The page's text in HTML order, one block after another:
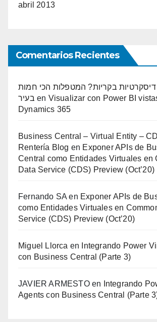
abril 2013
Comentarios Recientes
בקריות? המטפלות הכי חמות
בעיר en Visualizar con Power BI
Dynamics 365
Business Central – Virtual Entity –
Rentería Blog en Exponer APIs de
Central como Entidades Virtuales en
Data Service (CDS) Preview (Oct’20)
Fernando SA en Exponer APIs de
como Entidades Virtuales en
Service (CDS) Preview (Oct’20)
Miguel Llorca en
Integrando Power
con Business Central (Parte 3)
JAVIER ARMESTOen
Integrando
Agents con Business Central (Parte